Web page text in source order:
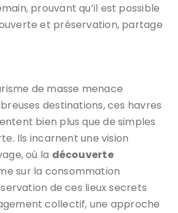
prouvant qu’il est possible
et préservation, partage
de masse menace
destinations, ces havres
bien plus que de simples
Ils incarnent une vision
où la découverte
sur la consommation
de ces lieux secrets
collectif, une approche